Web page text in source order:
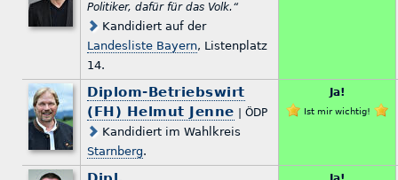
Politiker, dafür für das Volk.“
Kandidiert auf der
Landesliste Bayern, Listenplatz
14.
Diplom-Betriebswirt
(FH) Helmut Jenne | ÖDP
Kandidiert im Wahlkreis
Starnberg.
Ja!
Ist mir wichtig!